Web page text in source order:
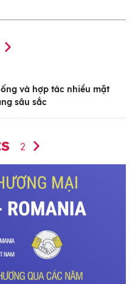
và hợp tác nhiều mặt
sâu sắc
2